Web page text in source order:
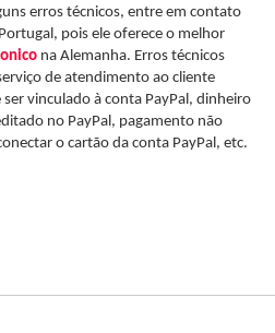
erros técnicos, entre em contato
pois ele oferece o melhor
na Alemanha. Erros técnicos
de atendimento ao cliente
vinculado à conta PayPal, dinheiro
no PayPal, pagamento não
o cartão da conta PayPal, etc.